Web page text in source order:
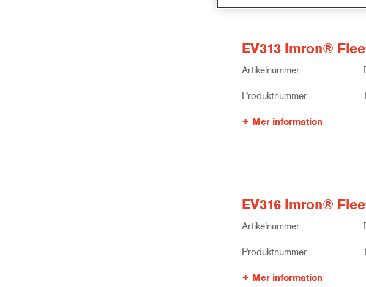
EV313 Imron®
Artikelnummer
Produktnummer
Mer information
EV316 Imron®
Artikelnummer
Produktnummer
Mer information